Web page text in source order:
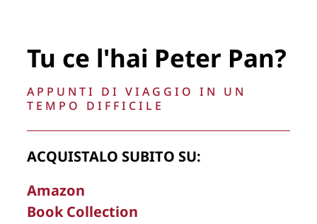
La Direzione stabilisce insindacabilmente di inserire,
rimuovere, oscurare, modificare, immagini e testi del sito, a
Copyright © 2026Lisa Bernardini
Tu ce l'hai Peter Pan?
APPUNTI DI VIAGGIO IN UN
TEMPO DIFFICILE
ACQUISTALO SUBITO SU:
Amazon
Book Collection